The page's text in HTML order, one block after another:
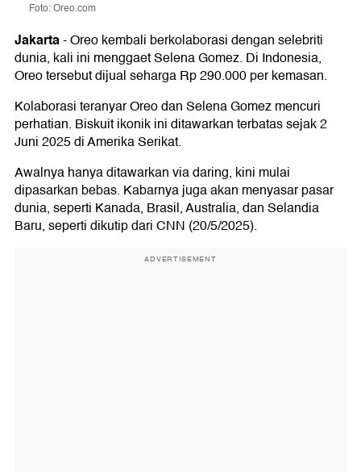
Foto: Oreo.com
Jakarta-Oreo kembali berkolaborasi dengan selebriti
dunia, kali ini menggaet Selena Gomez. Di Indonesia,
Oreo tersebut dijual seharga Rp 290.000 per kemasan.
Kolaborasi teranyar Oreo dan Selena Gomez mencuri
perhatian. Biskuit ikonik ini ditawarkan terbatas sejak 2
Juni 2025 di Amerika Serikat.
Awalnya hanya ditawarkan via daring, kini mulai
dipasarkan bebas. Kabarnya juga akan menyasar pasar
dunia, seperti Kanada, Brasil, Australia, dan Selandia
Baru, seperti dikutip dari CNN (20/5/2025).
ADVERTISEMENT